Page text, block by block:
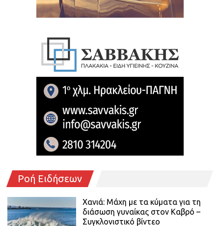
Ροή Ειδήσεων
Χανιά: Μάχη με τα κύματα για τη
διάσωση γυναίκας στον Καβρό –
Συγκλονιστικό βίντεο